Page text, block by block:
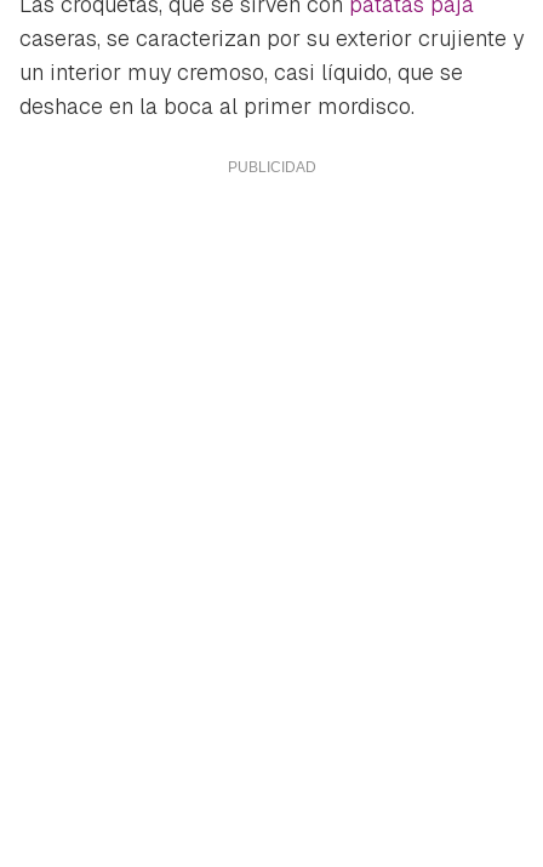
INICIAR SESIÓN CANCELAR
caseras, se caracterizan por su exterior crujiente y
un interior muy cremoso, casi líquido, que se
deshace en la boca al primer mordisco.
ACEPTAR